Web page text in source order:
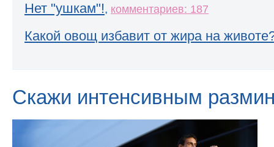
Нет "ушкам"!, комментариев: 187
Какой овощ избавит от жира на
Скажи интенсивным